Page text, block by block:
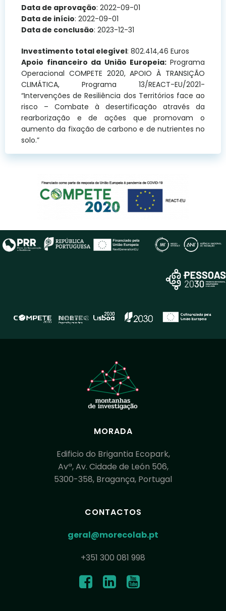
Data de aprovação: 2022-09-01
Data de início: 2022-09-01
Data de conclusão: 2023-12-31
Investimento total elegível: 802.414,46 Euros
Apoio financeiro da União Europeia: Programa
Operacional COMPETE 2020, APOIO À TRANSIÇÃO
CLIMÁTICA, Programa 13/REACT-EU/2021-
“Intervenções de Resiliência dos Territórios face ao
risco – Combate à desertificação através da
rearborização e de ações que promovam o
aumento da fixação de carbono e de nutrientes no
solo.”
MORADA
Edificio do Brigantia Ecopark,
Avª, Av. Cidade de León 506,
5300-358, Bragança, Portugal
CONTACTOS
geral@morecolab.pt
+351 300 081 998